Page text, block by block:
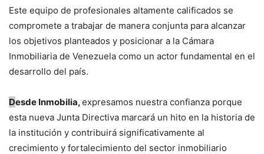
Este equipo de profesionales altamente calificados se
compromete a trabajar de manera conjunta para alcanzar
los objetivos planteados y posicionar a la Cámara
Inmobiliaria de Venezuela como un actor fundamental en el
desarrollo del país.
Desde Inmobilia,expresamos nuestra confianza porque
esta nueva Junta Directiva marcará un hito en la historia de
la institución y contribuirá significativamente al
crecimiento y fortalecimiento del sector inmobiliario